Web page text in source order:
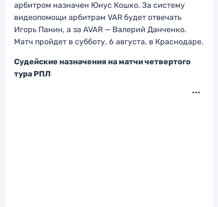
арбитром назначен Юнус Кошко. За систему
видеопомощи арбитрам VAR будет отвечать
Игорь Панин, а за AVAR — Валерий Данченко.
Матч пройдет в субботу, 6 августа, в Краснодаре.
Судейские назначения на матчи четвертого
тура РПЛ